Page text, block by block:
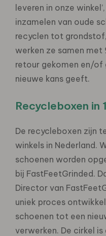
leveren in onze
inzamelen van oude
recyclen tot
werken ze samen
retour gekomen en/of
nieuwe kans geeft.
Recycleboxen in
De recycleboxen zijn
winkels in Nederland.
schoenen worden
bij FastFeetGrinded.
Director van
uniek proces
schoenen tot een
verwerken. De cirkel